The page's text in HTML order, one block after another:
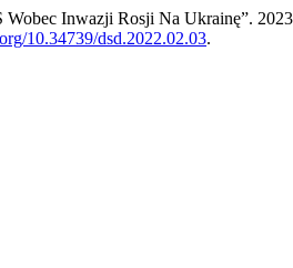
Wobec Inwazji Rosji Na Ukrainę”.
10.34739/dsd.2022.02.03.